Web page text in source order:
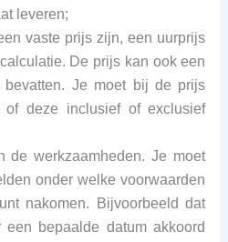
leveren;
vaste prijs zijn, een uurprijs
De prijs kan ook een
bevatten. Je moet bij de prijs
of deze inclusief of exclusief
de werkzaamheden. Je moet
onder welke voorwaarden
nakomen. Bijvoorbeeld dat
bepaalde datum akkoord